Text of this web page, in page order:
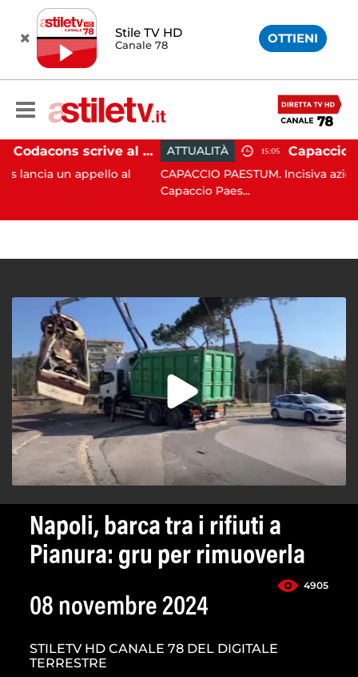
Stile TV HD
Canale 78 OTTIENI
Paestum, Codacons scrive al ministro Giuli: "Rilanciare scavi dell'Anfiteatro nell'area archeologica"
appello al
ATTUALITÀ 15:05
CAPACCIO PAESTUM. Incisiva azione del
Capaccio Paes...
Napoli, barca tra i rifiuti a
Pianura: gru per rimuoverla
4905
08 novembre 2024
STILETV HD CANALE 78 DEL DIGITALE
TERRESTRE